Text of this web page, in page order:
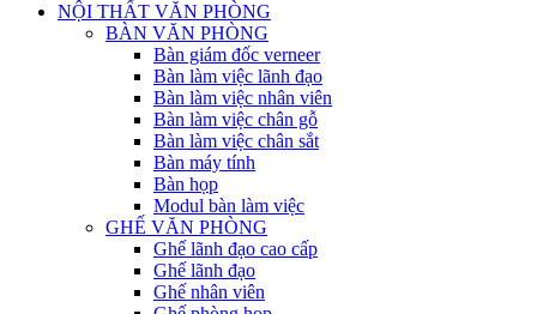
NỘI THẤT VĂN PHÒNG
BÀN VĂN PHÒNG
Bàn giám đốc verneer
Bàn làm việc lãnh đạo
Bàn làm việc nhân viên
Bàn làm việc chân gỗ
Bàn làm việc chân sắt
Bàn máy tính
Bàn họp
Modul bàn làm việc
GHẾ VĂN PHÒNG
Ghế lãnh đạo cao cấp
Ghế lãnh đạo
Ghế nhân viên